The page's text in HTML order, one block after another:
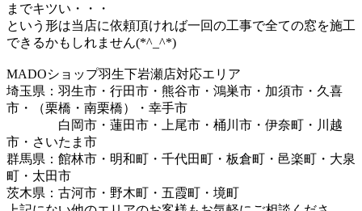
までキツい・・・
という形は当店に依頼頂ければ一回の工事で全ての窓を施工
できるかもしれません(*^_^*)
MADOショップ羽生下岩瀬店対応エリア
埼玉県：羽生市・行田市・熊谷市・鴻巣市・加須市・久喜
市・（栗橋・南栗橋）・幸手市
白岡市・蓮田市・上尾市・桶川市・伊奈町・川越
市・さいたま市
群馬県：館林市・明和町・千代田町・板倉町・邑楽町・大泉
町・太田市
茨木県：古河市・野木町・五霞町・境町